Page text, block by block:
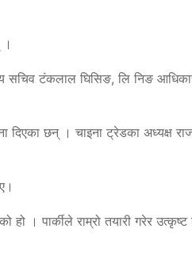
।
टंकलाल घिसिङ, लि निङ
छन् । चाइना ट्रेडका अध्यक्ष
। पार्कीले राम्रो तयारी गरेर उत्कृष्ट